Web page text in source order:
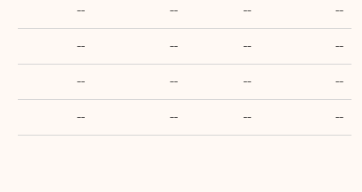
--
--
--
--
--
--
--
--
--
--
--
--
--
--
--
--